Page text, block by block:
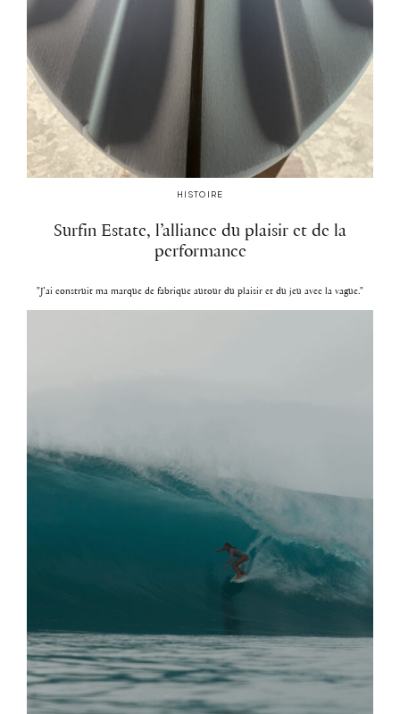
HISTOIRE
Surfin Estate, l’alliance du plaisir et de la
performance
"J’ai construit ma marque de fabrique autour du plaisir et du jeu avec la vague."